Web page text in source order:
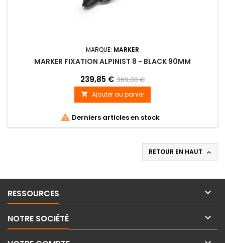
MARQUE: MARKER
MARKER FIXATION ALPINIST 8 - BLACK 90MM
239,85 € 369,00 €
 Ajouter au panier
 Derniers articles en stock
RETOUR EN HAUT 
RESSOURCES 
NOTRE SOCIÉTÉ 